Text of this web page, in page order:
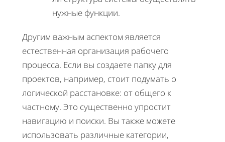
нужные функции.
Другим важным аспектом является
естественная организация рабочего
процесса. Если вы создаете папку для
проектов, например, стоит подумать о
логической расстановке: от общего к
частному. Это существенно упростит
навигацию и поиски. Вы также можете
использовать различные категории,